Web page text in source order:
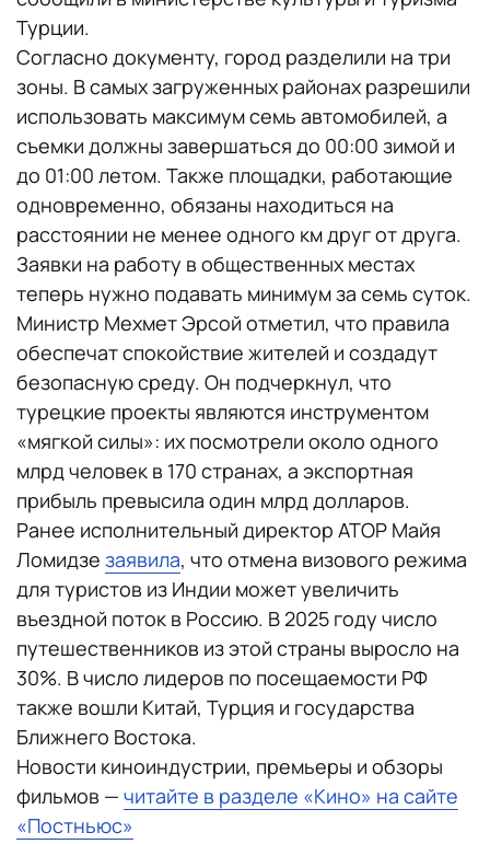
Турции.
Согласно документу, город разделили на три
зоны. В самых загруженных районах разрешили
использовать максимум семь автомобилей, а
съемки должны завершаться до 00:00 зимой и
до 01:00 летом. Также площадки, работающие
одновременно, обязаны находиться на
расстоянии не менее одного км друг от друга.
Заявки на работу в общественных местах
теперь нужно подавать минимум за семь суток.
Министр Мехмет Эрсой отметил, что правила
обеспечат спокойствие жителей и создадут
безопасную среду. Он подчеркнул, что
турецкие проекты являются инструментом
«мягкой силы»: их посмотрели около одного
млрд человек в 170 странах, а экспортная
прибыль превысила один млрд долларов.
Ранее исполнительный директор АТОР Майя
Ломидзе заявила, что отмена визового режима
для туристов из Индии может увеличить
въездной поток в Россию. В 2025 году число
путешественников из этой страны выросло на
30%. В число лидеров по посещаемости РФ
также вошли Китай, Турция и государства
Ближнего Востока.
Новости киноиндустрии, премьеры и обзоры
фильмов — читайте в разделе «Кино» на сайте
«Постньюс»